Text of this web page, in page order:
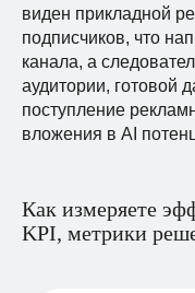
виден прикладной
подписчиков, что
канала, а
аудитории, готовой
поступление
вложения в AI
Как измеряете
KPI, метрики
ЧЕМ ЭТОТ КЕЙС
ПРИМЕЧАТЕЛЕН,
ВЫДЕЛЯЕТСЯ